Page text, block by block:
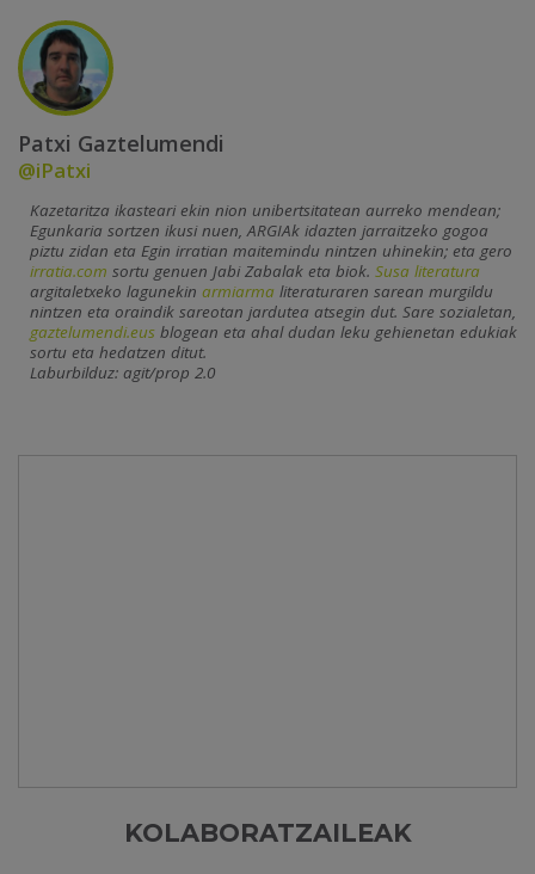
Patxi Gaztelumendi
@iPatxi
Kazetaritza ikasteari ekin nion unibertsitatean aurreko mendean;
Egunkaria sortzen ikusi nuen, ARGIAk idazten jarraitzeko gogoa
piztu zidan eta Egin irratian maitemindu nintzen uhinekin; eta gero
irratia.com sortu genuen Jabi Zabalak eta biok. Susa literatura
argitaletxeko lagunekin armiarma literaturaren sarean murgildu
nintzen eta oraindik sareotan jardutea atsegin dut. Sare sozialetan,
gaztelumendi.eus blogean eta ahal dudan leku gehienetan edukiak
sortu eta hedatzen ditut.
Laburbilduz: agit/prop 2.0
KOLABORATZAILEAK